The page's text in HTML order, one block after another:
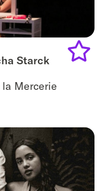
Starck
Mercerie